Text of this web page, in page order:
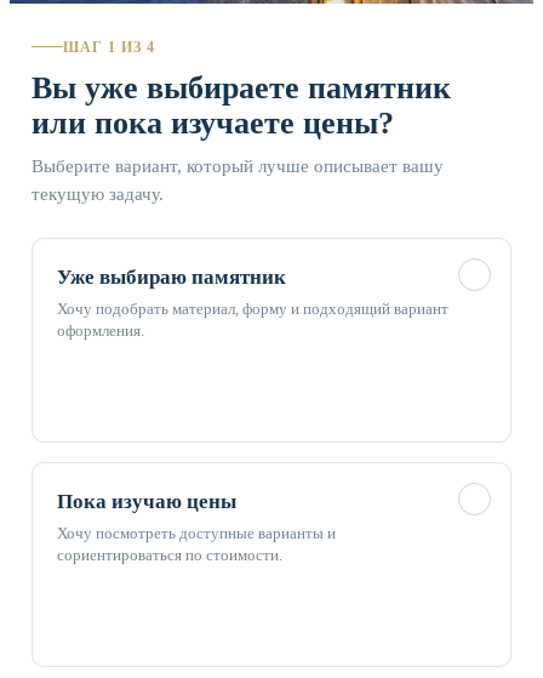
ШАГ 1 ИЗ 4
Вы уже выбираете памятник
или пока изучаете цены?
Выберите вариант, который лучше описывает вашу
текущую задачу.
Уже выбираю памятник
Хочу подобрать материал, форму и подходящий вариант
оформления.
Пока изучаю цены
Хочу посмотреть доступные варианты и
сориентироваться по стоимости.